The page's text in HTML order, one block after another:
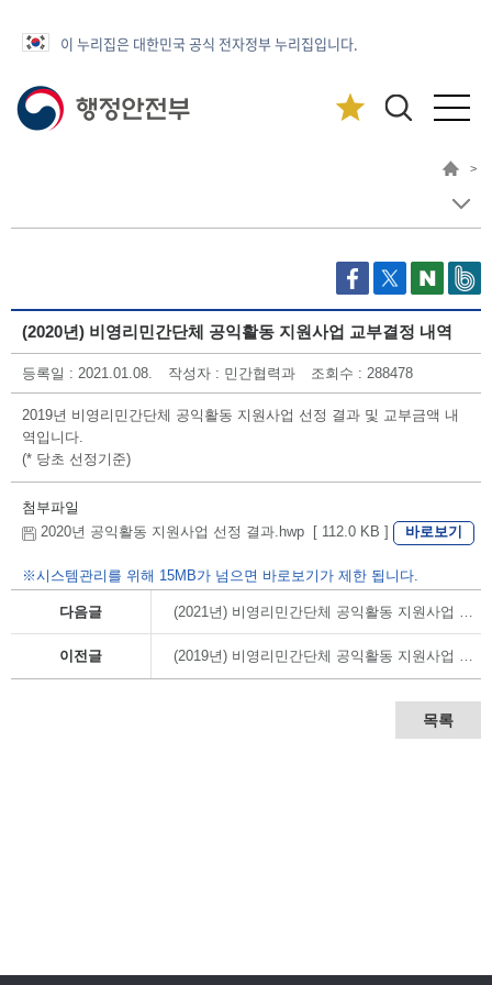
이 누리집은 대한민국 공식 전자정부 누리집입니다.
>
(2020년) 비영리민간단체 공익활동 지원사업 교부결정 내역
등록일 : 2021.01.08. 작성자 : 민간협력과 조회수 : 288478
2019년 비영리민간단체 공익활동 지원사업 선정 결과 및 교부금액 내
역입니다.
(* 당초 선정기준)
첨부파일
2020년 공익활동 지원사업 선정 결과.hwp [ 112.0 KB ]
바로보기
※시스템관리를 위해 15MB가 넘으면 바로보기가 제한 됩니다.
다음글 (2021년) 비영리민간단체 공익활동 지원사업 교부결정 내역
이전글 (2019년) 비영리민간단체 공익활동 지원사업 교부결정 내역
목록